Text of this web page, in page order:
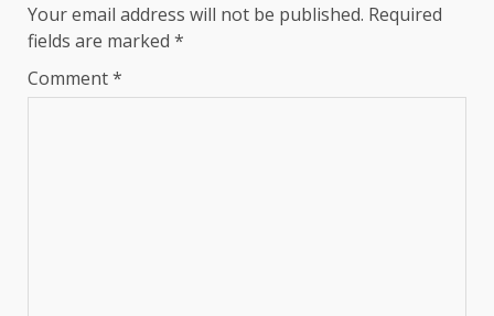
Your email address will not be published. Required
fields are marked *
Comment*